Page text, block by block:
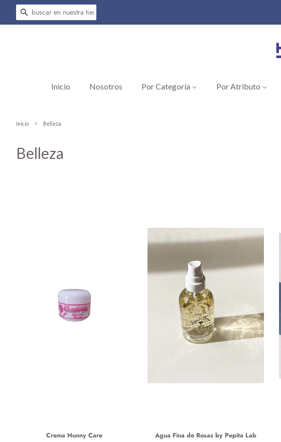
Buscar
Inicio Nosotros Por Categoría Por Atributo
Inicio › Belleza
Belleza
Crema Nunny Care Agua Fina de Rosas by Pepita Lab